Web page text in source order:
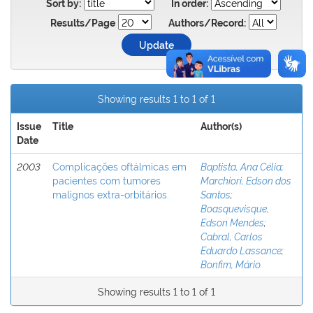
Sort by:
In order:
Results/Page
Authors/Record:
Showing results 1 to 1 of 1
Issue
Date
Title Author(s)
2003
Complicações oftálmicas em
pacientes com tumores
malignos extra-orbitários.
Baptista, Ana Célia;
Marchiori, Edson dos
Santos;
Boasquevisque,
Edson Mendes;
Cabral, Carlos
Eduardo Lassance;
Bonfim, Mário
Showing results 1 to 1 of 1